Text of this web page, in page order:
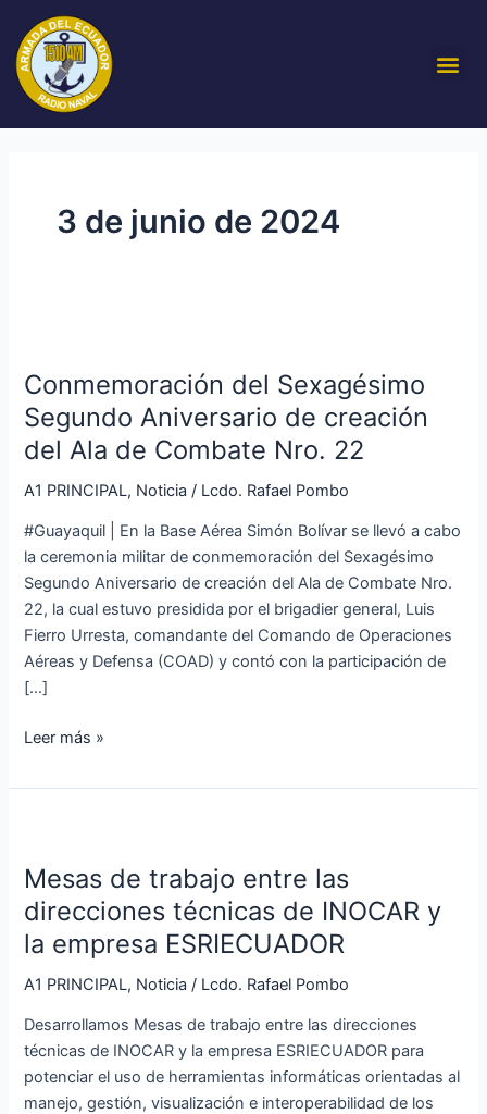
contenido
3 de junio de 2024
Conmemoración del Sexagésimo
Segundo Aniversario de creación
del Ala de Combate Nro. 22
A1 PRINCIPAL, Noticia / Lcdo. Rafael Pombo
#Guayaquil | En la Base Aérea Simón Bolívar se llevó a cabo
la ceremonia militar de conmemoración del Sexagésimo
Segundo Aniversario de creación del Ala de Combate Nro.
22, la cual estuvo presidida por el brigadier general, Luis
Fierro Urresta, comandante del Comando de Operaciones
Aéreas y Defensa (COAD) y contó con la participación de
[…]
Sexagésimo
Segundo
Aniversario
de
creación
Ala
de
Combate
Nro.
22
Leer más »
Mesas de trabajo entre las
direcciones técnicas de INOCAR y
la empresa ESRIECUADOR
A1 PRINCIPAL, Noticia / Lcdo. Rafael Pombo
Desarrollamos Mesas de trabajo entre las direcciones
técnicas de INOCAR y la empresa ESRIECUADOR para
potenciar el uso de herramientas informáticas orientadas al
manejo, gestión, visualización e interoperabilidad de los
trabajo
entre
las
direcciones
técnicas
INOCAR
y
la